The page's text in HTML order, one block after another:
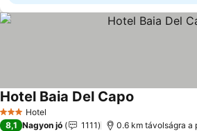
3 Kategória
Hotel
Hotel Baia Del Capo
8,1 Nagyon jó 1111 0.6 km távolságra a